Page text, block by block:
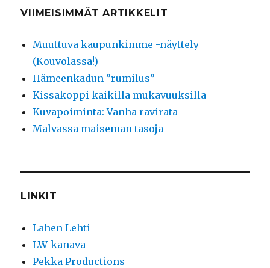
VIIMEISIMMÄT ARTIKKELIT
Muuttuva kaupunkimme -näyttely
(Kouvolassa!)
Hämeenkadun ”rumilus”
Kissakoppi kaikilla mukavuuksilla
Kuvapoiminta: Vanha ravirata
Malvassa maiseman tasoja
LINKIT
Lahen Lehti
LW-kanava
Pekka Productions